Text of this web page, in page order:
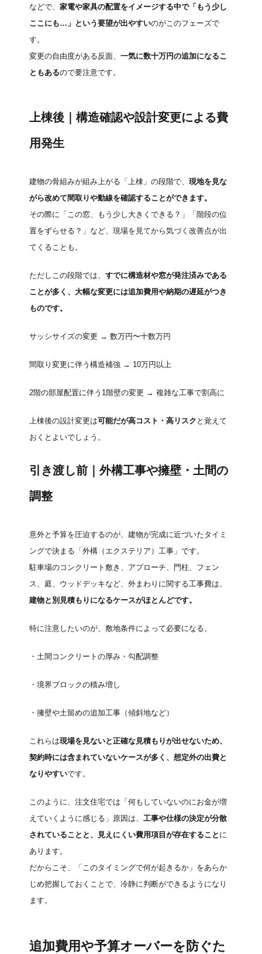
などで、 家電や家具の配置をイメージする中で「もう少し
ここにも…」という要望が出やすいのがこのフェーズで
す。
変更の自由度がある反面、 一気に数十万円の追加になるこ
ともあるので要注意です。
上棟後｜構造確認や設計変更による費
用発生
建物の骨組みが組み上がる「上棟」の段階で、 現地を見な
がら改めて間取りや動線を確認することができます。
その際に「この窓、もう少し大きくできる？」「階段の位
置をずらせる？」など、現場を見てから気づく改善点が出
てくることも。
ただしこの段階では、 すでに構造材や窓が発注済みである
ことが多く、大幅な変更には追加費用や納期の遅延がつき
ものです。
サッシサイズの変更 → 数万円〜十数万円
間取り変更に伴う構造補強 → 10万円以上
2階の部屋配置に伴う1階壁の変更 → 複雑な工事で割高に
上棟後の設計変更は可能だが高コスト・高リスク と覚えて
おくとよいでしょう。
引き渡し前｜外構工事や擁壁・土間の
調整
意外と予算を圧迫するのが、建物が完成に近づいたタイミ
ングで決まる「外構（エクステリア）工事」です。
駐車場のコンクリート敷き、アプローチ、門柱、フェン
ス、庭、ウッドデッキなど、外まわりに関する工事費は、
建物と別見積もりになるケースがほとんどです。
特に注意したいのが、敷地条件によって必要になる、
・土間コンクリートの厚み・勾配調整
・境界ブロックの積み増し
・擁壁や土留めの追加工事（傾斜地など）
これらは現場を見ないと正確な見積もりが出せないため、
契約時には含まれていないケースが多く、想定外の出費と
なりやすいです。
このように、注文住宅では「何もしていないのにお金が増
えていくように感じる」原因は、 工事や仕様の決定が分散
されていることと、見えにくい費用項目が存在すること に
あります。
だからこそ、「このタイミングで何が起きるか」をあらか
じめ把握しておくことで、冷静に判断ができるようになり
ます。
追加費用や予算オーバーを防ぐた